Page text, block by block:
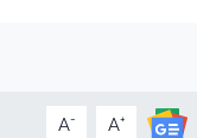
A- A+